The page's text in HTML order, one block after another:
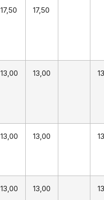
17,50 17,50
13,00 13,00
13,00 13,00
13,00 13,00